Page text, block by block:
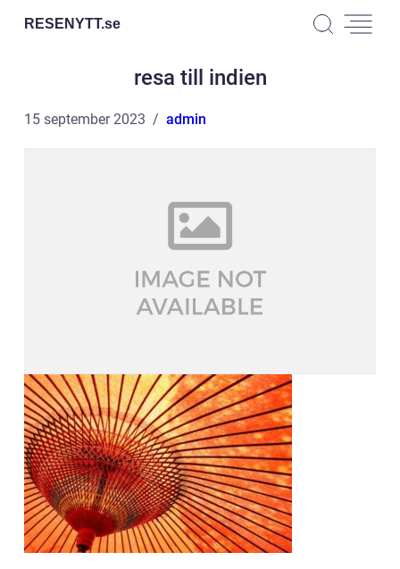
RESENYTT.se
resa till indien
15 september 2023 admin